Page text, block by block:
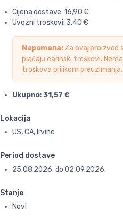
Cijena dostave: 16,90 €
Uvozni troškovi: 3,40 €
Napomena:Za ovaj proizvod
plaćaju carinski troškovi.
troškova prilikom preuzimanja.
Ukupno:31,57 €
Lokacija
US, CA, Irvine
Period dostave
25.08.2026. do 02.09.2026.
Stanje
Novi